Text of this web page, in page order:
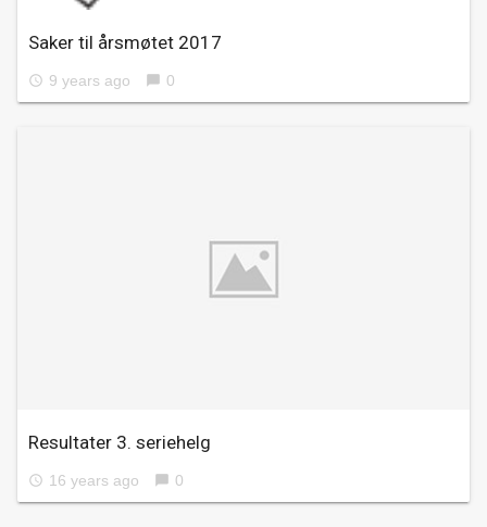
Saker til årsmøtet 2017
access_time 9 years ago chat_bubble 0
Resultater 3. seriehelg
access_time 16 years ago chat_bubble 0